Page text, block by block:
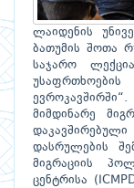
ლაიდენის
ბათუმის შოთა
საჯარო
მიმდინარე
დასრულების
მიგრაციის
ცენტრისა